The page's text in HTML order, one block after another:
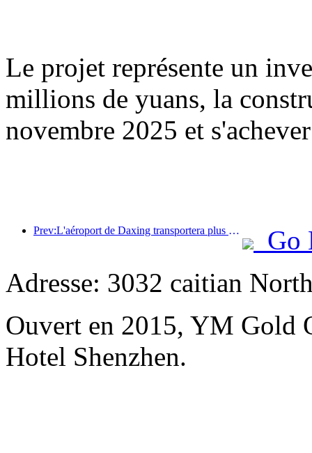
Le projet représente un
millions de yuans, la
novembre 2025 et
Prev:L'aéroport de Daxing transportera plus de 1,3 million de passagers pendant les vacances de la « Fête nationale » en 2025
Go
Adresse: 3032 caitian
Ouvert en 2015, YM Gold
Hotel Shenzhen.